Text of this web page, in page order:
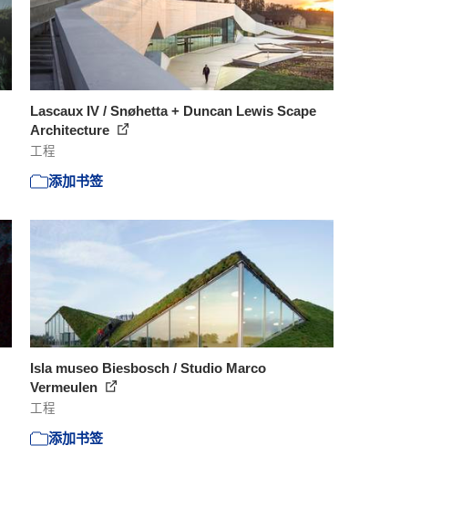
Lascaux IV / Snøhetta + Duncan Lewis Scape
Architecture
工程
添加书签
Isla museo Biesbosch / Studio Marco
Vermeulen
工程
添加书签